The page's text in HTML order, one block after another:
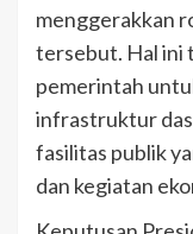
menggerakkan
tersebut. Hal ini
pemerintah
infrastruktur
fasilitas publik
dan kegiatan